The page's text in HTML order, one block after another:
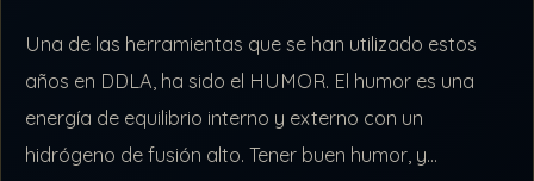
Una de las herramientas que se han utilizado estos
años en DDLA, ha sido el HUMOR. El humor es una
energía de equilibrio interno y externo con un
hidrógeno de fusión alto. Tener buen humor, y…